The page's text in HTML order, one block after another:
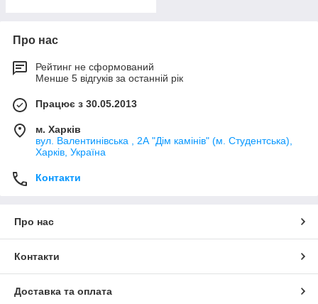
Про нас
Рейтинг не сформований
Менше 5 відгуків за останній рік
Працює з 30.05.2013
м. Харків
вул. Валентинівська , 2А "Дім камінів" (м. Студентська),
Харків, Україна
Контакти
Про нас
Контакти
Доставка та оплата